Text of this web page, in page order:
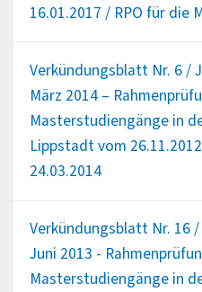
16.01.2017 / RPO für die
Verkündungsblatt Nr. 6 /
März 2014 –
Masterstudiengänge in
Lippstadt vom
24.03.2014
Verkündungsblatt Nr. 16
Juni 2013 -
Masterstudiengänge in